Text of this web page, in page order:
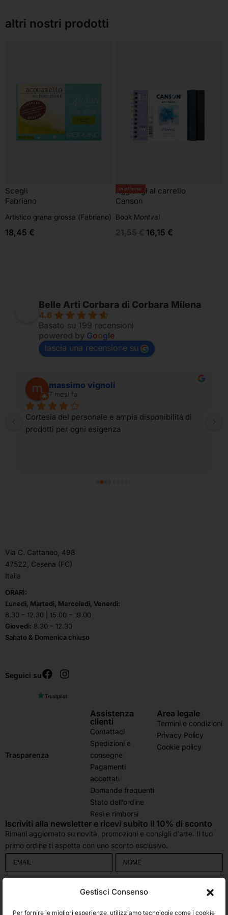
Gestisci Consenso
Per fornire le migliori esperienze, utilizziamo tecnologie come i cookie
altri nostri prodotti
Scegli
Fabriano
Artistico grana grossa (Fabriano)
18,45 €
In offerta!
Aggiungi al carrello
Canson
Book Montval
21,55€ 16,15 €
Belle Arti Corbara di Corbara Milena
4.6
Basato su 199 recensioni
powered by Google
lascia una recensione su
massimo vignoli
7 mesi fa
Cortesia del personale e ampia disponibilità di
prodotti per ogni esigenza
Via C. Cattaneo, 498
47522, Cesena (FC)
Italia
ORARI:
Lunedì, Martedì, Mercoledì, Venerdì:
8.30 – 12.30 | 15.00 – 19.00
Giovedì: 8.30 – 12.30
Sabato & Domenica chiuso
Seguici su
Trasparenza
Assistenza
clienti
Contattaci
Spedizioni e
consegne
Pagamenti
accettati
Domande frequenti
Stato dell’ordine
Resi e rimborsi
Area legale
Termini e condizioni
Privacy Policy
Cookie policy
Iscriviti alla newsletter e ricevi subito il 10% di sconto
Rimani aggiornato su novità, promozioni e consigli d’arte. Il tuo
primo ordine ti aspetta con uno sconto esclusivo.
accetti che i dati personali da te forniti vengano trasferiti a Brevo per il